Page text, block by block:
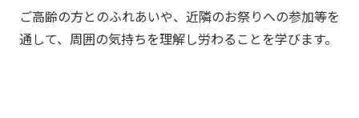
ご高齢の方とのふれあいや、近隣のお祭りへの参加等を
通して、周囲の気持ちを理解し労わることを学びます。